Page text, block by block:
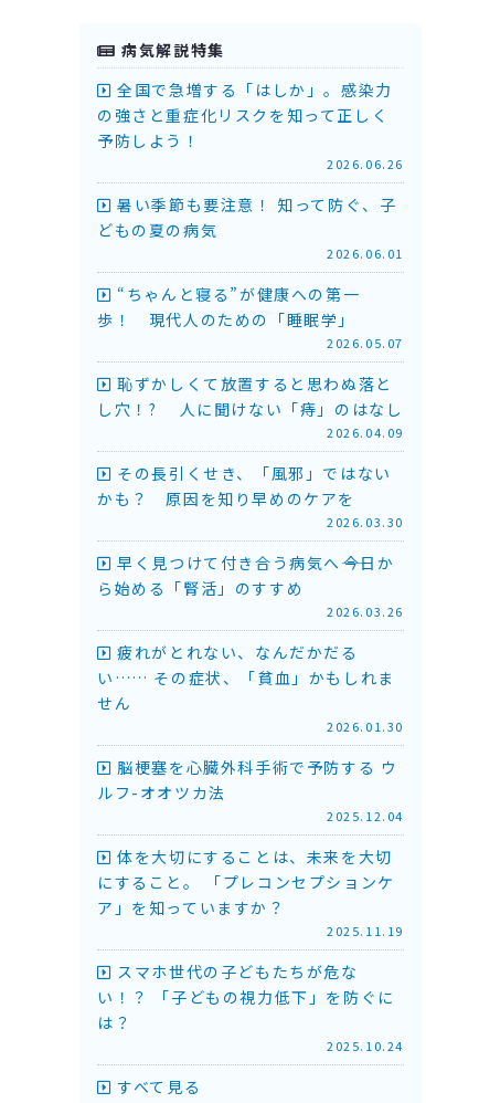
病気解説特集
全国で急増する「はしか」。感染力
の強さと重症化リスクを知って正しく
予防しよう！
2026.06.26
暑い季節も要注意！ 知って防ぐ、子
どもの夏の病気
2026.06.01
“ちゃんと寝る”が健康への第一
歩！ 現代人のための「睡眠学」
2026.05.07
恥ずかしくて放置すると思わぬ落と
し穴！? 人に聞けない「痔」のはなし
2026.04.09
その長引くせき、「風邪」ではない
かも？ 原因を知り早めのケアを
2026.03.30
早く見つけて付き合う病気へ――今日か
ら始める「腎活」のすすめ
2026.03.26
疲れがとれない、なんだかだる
い…… その症状、「貧血」かもしれま
せん
2026.01.30
脳梗塞を心臓外科手術で予防する ウ
ルフ-オオツカ法
2025.12.04
体を大切にすることは、未来を大切
にすること。 「プレコンセプションケ
ア」を知っていますか？
2025.11.19
スマホ世代の子どもたちが危な
い！？ 「子どもの視力低下」を防ぐに
は？
2025.10.24
すべて見る